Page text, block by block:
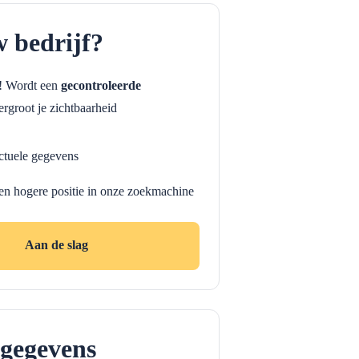
bedrijf?
een gecontroleerde
je zichtbaarheid
gegevens
hogere positie in onze zoekmachine
Aan de slag